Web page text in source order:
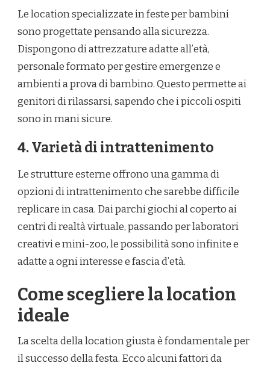
Le location specializzate in feste per bambini
sono progettate pensando alla sicurezza.
Dispongono di attrezzature adatte all’età,
personale formato per gestire emergenze e
ambienti a prova di bambino. Questo permette ai
genitori di rilassarsi, sapendo che i piccoli ospiti
sono in mani sicure.
4. Varietà di intrattenimento
Le strutture esterne offrono una gamma di
opzioni di intrattenimento che sarebbe difficile
replicare in casa. Dai parchi giochi al coperto ai
centri di realtà virtuale, passando per laboratori
creativi e mini-zoo, le possibilità sono infinite e
adatte a ogni interesse e fascia d’età.
Come scegliere la location
ideale
La scelta della location giusta è fondamentale per
il successo della festa. Ecco alcuni fattori da